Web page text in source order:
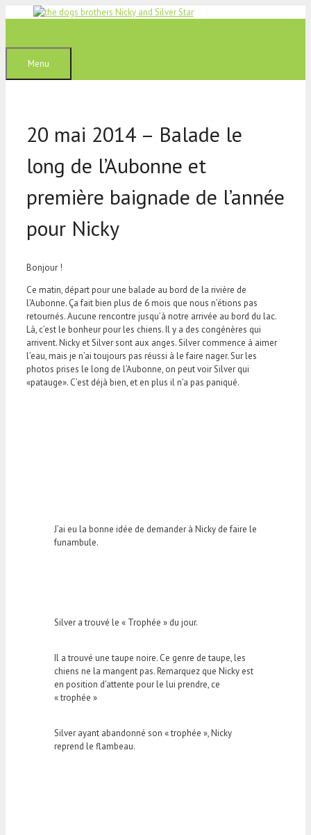
Menu
20 mai 2014 – Balade le
long de l’Aubonne et
première baignade de l’année
pour Nicky
Bonjour !
Ce matin, départ pour une balade au bord de la rivière de
l’Aubonne. Ça fait bien plus de 6 mois que nous n’étions pas
retournés. Aucune rencontre jusqu’à notre arrivée au bord du lac.
Là, c’est le bonheur pour les chiens. Il y a des congénères qui
arrivent. Nicky et Silver sont aux anges. Silver commence à aimer
l’eau, mais je n’ai toujours pas réussi à le faire nager. Sur les
photos prises le long de l’Aubonne, on peut voir Silver qui
«patauge». C’est déjà bien, et en plus il n’a pas paniqué.
J’ai eu la bonne idée de demander à Nicky de faire le
funambule.
Silver a trouvé le « Trophée » du jour.
Il a trouvé une taupe noire. Ce genre de taupe, les
chiens ne la mangent pas. Remarquez que Nicky est
en position d’attente pour le lui prendre, ce
« trophée »
Silver ayant abandonné son « trophée », Nicky
reprend le flambeau.